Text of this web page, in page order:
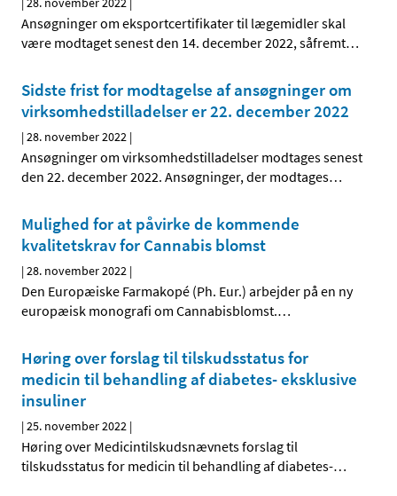
Ansøgninger om eksportcertifikater til lægemidler skal
være modtaget senest den 14. december 2022, såfremt…
Sidste frist for modtagelse af ansøgninger om
virksomhedstilladelser er 22. december 2022
|28. november 2022 |
Ansøgninger om virksomhedstilladelser modtages senest
den 22. december 2022. Ansøgninger, der modtages…
Mulighed for at påvirke de kommende
kvalitetskrav for Cannabis blomst
|28. november 2022 |
Den Europæiske Farmakopé (Ph. Eur.) arbejder på en ny
europæisk monografi om Cannabisblomst.…
Høring over forslag til tilskudsstatus for
medicin til behandling af diabetes- eksklusive
insuliner
|25. november 2022 |
Høring over Medicintilskuds­nævnets forslag til
tilskudsstatus for medicin til behandling af diabetes-…